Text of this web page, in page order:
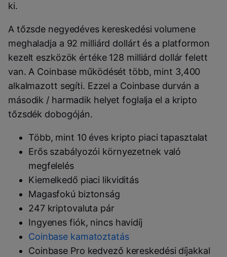
ki.
A tőzsde negyedéves kereskedési volumene
meghaladja a 92 milliárd dollárt és a platformon
kezelt eszközök értéke 128 milliárd dollár felett
van. A Coinbase működését több, mint 3,400
alkalmazott segíti. Ezzel a Coinbase durván a
második / harmadik helyet foglalja el a kripto
tőzsdék dobogóján.
Több, mint 10 éves kripto piaci tapasztalat
Erős szabályozói környezetnek való
megfelelés
Kiemelkedő piaci likviditás
Magasfokú biztonság
247 kriptovaluta pár
Ingyenes fiók, nincs havidíj
Coinbase kamatoztatás
Coinbase Pro kedvező kereskedési díjakkal